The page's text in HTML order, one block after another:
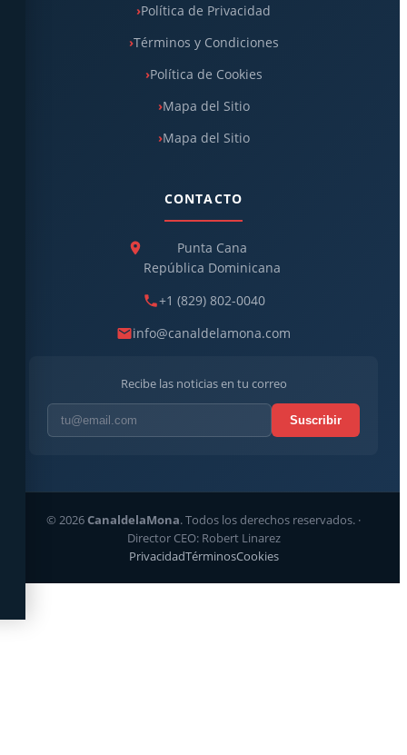
Política de Privacidad
Términos y Condiciones
Política de Cookies
Mapa del Sitio
Mapa del Sitio
CONTACTO
Punta Cana
República Dominicana
+1 (829) 802-0040
info@canaldelamona.com
Recibe las noticias en tu correo
Suscribir
© 2026CanaldelaMona. Todos los derechos reservados. ·
Director CEO: Robert Linarez
PrivacidadTérminosCookies